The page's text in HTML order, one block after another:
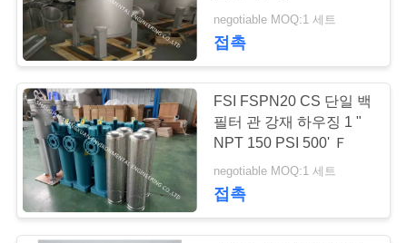
negotiable MOQ:1 세트
접촉
FSI FSPN20 CS 단일 백
필터 관 강재 하우징 1 "
NPT 150 PSI 500' Ｆ
negotiable MOQ:1 세트
접촉